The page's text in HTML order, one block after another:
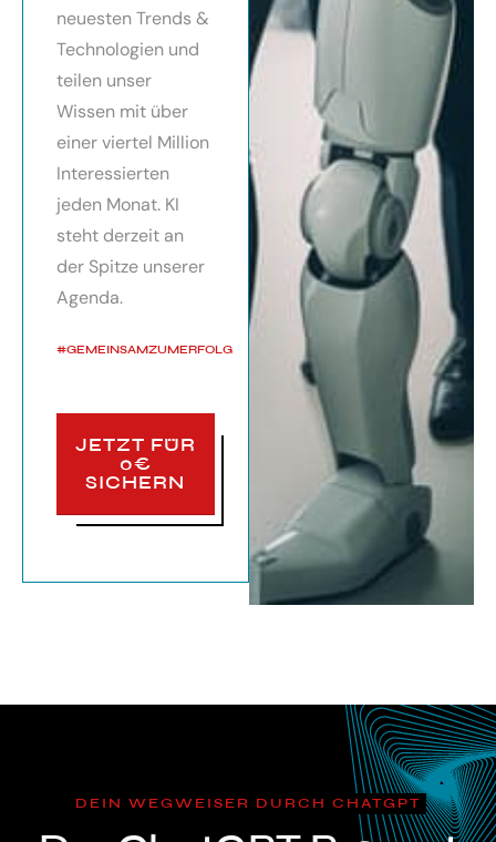
neuesten Trends &
Technologien und
teilen unser
Wissen mit über
einer viertel Million
Interessierten
jeden Monat. KI
steht derzeit an
der Spitze unserer
Agenda.
#GEMEINSAMZUMERFOLG
JETZT FÜR
0€
SICHERN
DEIN WEGWEISER DURCH CHATGPT